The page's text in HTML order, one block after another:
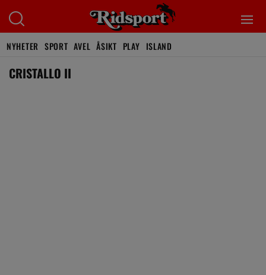
NYHETER SPORT AVEL ÅSIKT PLAY ISLAND
CRISTALLO II